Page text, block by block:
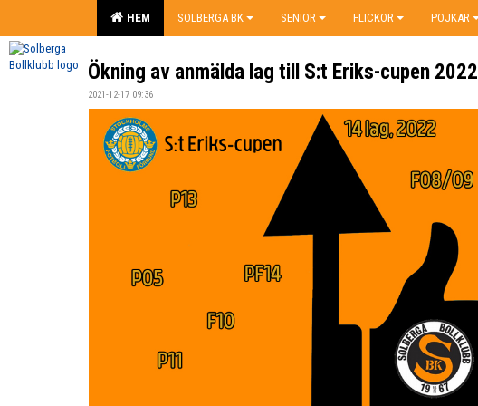
HEM SOLBERGA BK SENIOR FLICKOR POJKAR
Ökning av anmälda lag till S:t Eriks-cupen 2022
2021-12-17 09:36